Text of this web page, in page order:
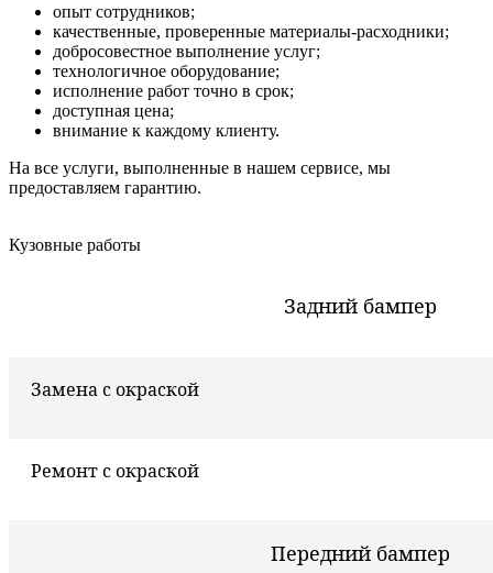
опыт сотрудников;
качественные, проверенные материалы-расходники;
добросовестное выполнение услуг;
технологичное оборудование;
исполнение работ точно в срок;
доступная цена;
внимание к каждому клиенту.
На все услуги, выполненные в нашем сервисе, мы
предоставляем гарантию.
Кузовные работы
Задний бампер
Замена с окраской
Ремонт с окраской
Передний бампер